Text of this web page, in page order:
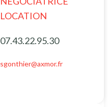
LOCATION
07.43.22.95.30
sgonthier@axmor.fr